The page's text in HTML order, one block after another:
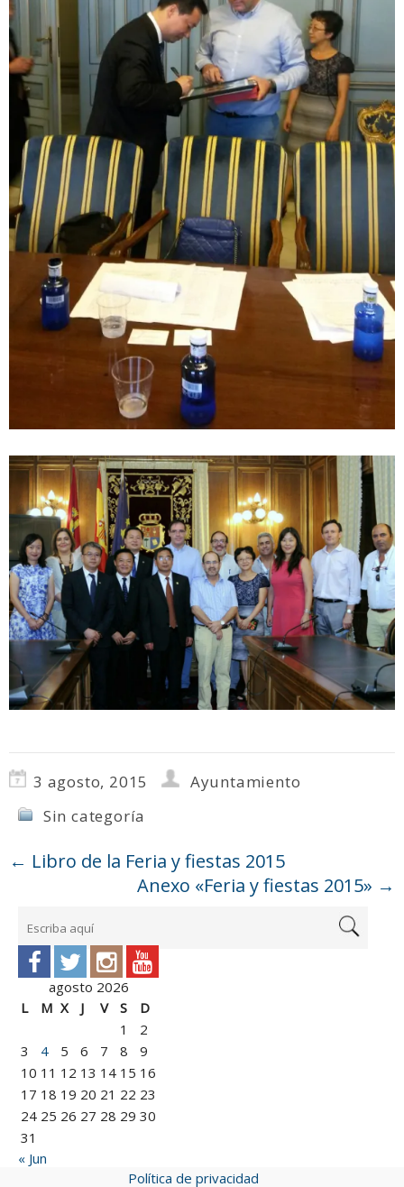
3 agosto, 2015
Ayuntamiento
Sin categoría
← Libro de la Feria y fiestas 2015
Anexo «Feria y fiestas 2015» →
agosto 2026
L
M X J V S
D
1
2
3
4 5 6 7 8
9
10 11 12 13 14 15 16
17 18 19 20 21 22 23
24 25 26 27 28 29 30
31
« Jun
Política de privacidad